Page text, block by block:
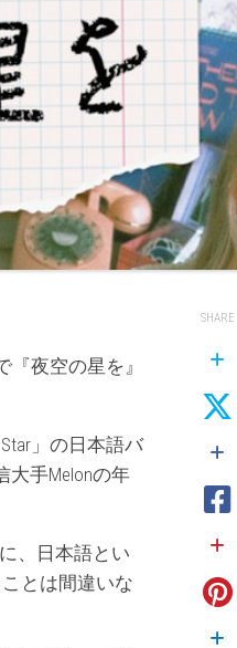
夜空の星を』
」の日本語バ
大手Melonの年
、日本語とい
とは間違いな
SHARE